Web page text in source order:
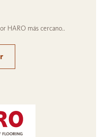
HARO más cercano..